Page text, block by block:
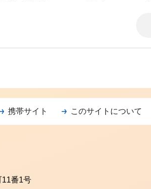
携帯サイト このサイトについて
11番1号